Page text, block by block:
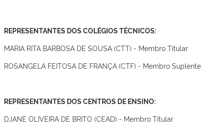
REPRESENTANTES DOS COLÉGIOS TÉCNICOS:
MARIA RITA BARBOSA DE SOUSA (CTT) - Membro Titular
ROSANGELA FEITOSA DE FRANÇA (CTF) - Membro Suplente
REPRESENTANTES DOS CENTROS DE ENSINO:
DJANE OLIVEIRA DE BRITO (CEAD) - Membro Titular